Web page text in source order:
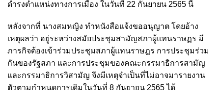
ดำรงตำแหน่งทางการเมือง ในวันที่ 22 กันยายน 2565 นี้
หลังจากที่ นางสมหญิง ทำหนังสือแจ้งขออนุญาต โดยอ้าง
เหตุผลว่า อยู่ระหว่างสมัยประชุมสามัญสภาผู้แทนราษฏร มี
ภารกิจต้องเข้าร่วมประชุมสภาผู้แทนราษฎร การประชุมร่วม
กันของรัฐสภา และการประชุมของคณะกรรมาธิการสามัญ
และกรรมาธิการวิสามัญ จึงมีเหตุจำเป็นที่ไม่อาจมารายงาน
ตัวตามกำหนดการเดิมในวันที่ 8 กันยายน 2565 ได้